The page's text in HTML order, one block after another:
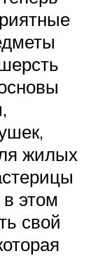
жилых
этом
свой